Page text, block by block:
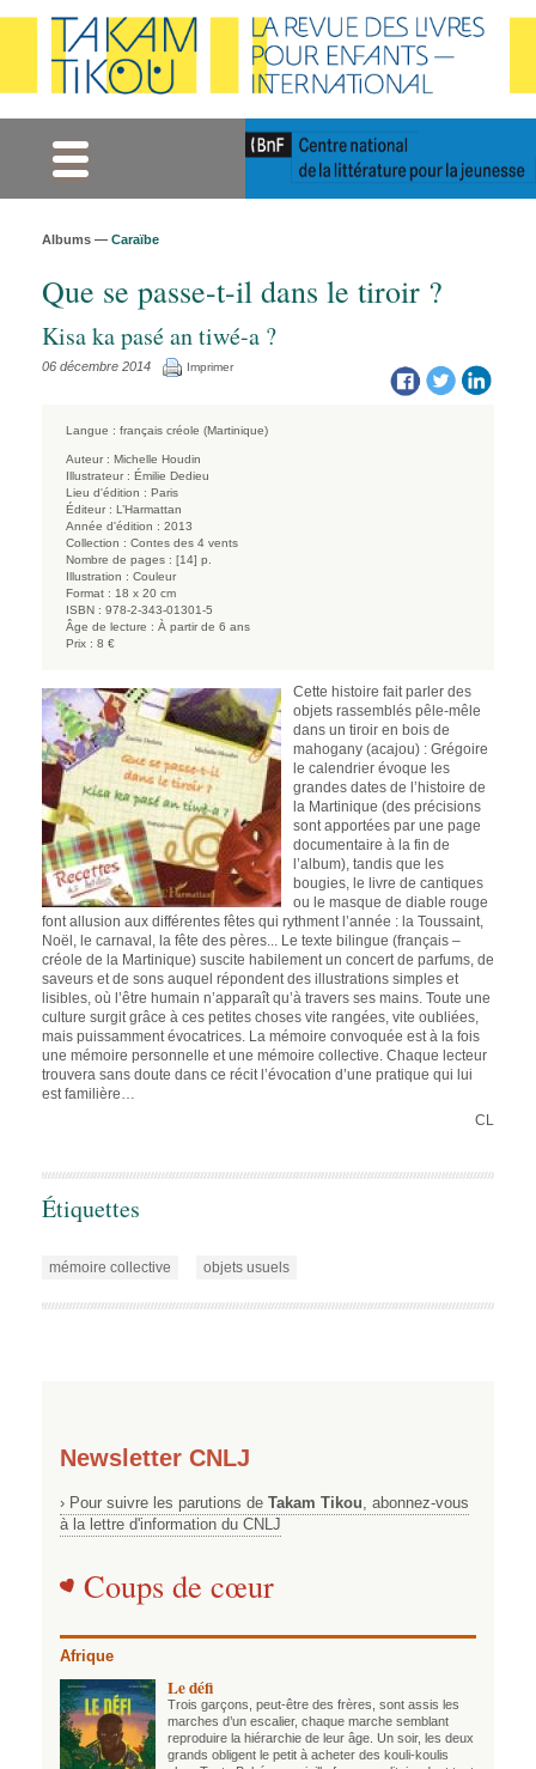
Albums — Caraïbe
Que se passe-t-il dans le tiroir ?
Kisa ka pasé an tiwé-a ?
06 décembre 2014 Imprimer
Langue : français créole (Martinique)
Auteur : Michelle Houdin
Illustrateur : Émilie Dedieu
Lieu d'édition : Paris
Éditeur : L’Harmattan
Année d'édition : 2013
Collection : Contes des 4 vents
Nombre de pages : [14] p.
Illustration : Couleur
Format : 18 x 20 cm
ISBN : 978-2-343-01301-5
Âge de lecture : À partir de 6 ans
Prix : 8 €
Cette histoire fait parler des
objets rassemblés pêle-mêle
dans un tiroir en bois de
mahogany (acajou) : Grégoire
le calendrier évoque les
grandes dates de l’histoire de
la Martinique (des précisions
sont apportées par une page
documentaire à la fin de
l’album), tandis que les
bougies, le livre de cantiques
ou le masque de diable rouge
font allusion aux différentes fêtes qui rythment l’année : la Toussaint,
Noël, le carnaval, la fête des pères... Le texte bilingue (français –
créole de la Martinique) suscite habilement un concert de parfums, de
saveurs et de sons auquel répondent des illustrations simples et
lisibles, où l’être humain n’apparaît qu’à travers ses mains. Toute une
culture surgit grâce à ces petites choses vite rangées, vite oubliées,
mais puissamment évocatrices. La mémoire convoquée est à la fois
une mémoire personnelle et une mémoire collective. Chaque lecteur
trouvera sans doute dans ce récit l’évocation d’une pratique qui lui
est familière…
CL
Étiquettes
mémoire collective objets usuels
Newsletter CNLJ
› Pour suivre les parutions de Takam Tikou , abonnez-vous
à la lettre d'information du CNLJ
Coups de cœur
Afrique
Le défi
Trois garçons, peut-être des frères, sont assis les
marches d’un escalier, chaque marche semblant
reproduire la hiérarchie de leur âge. Un soir, les deux
grands obligent le petit à acheter des kouli-koulis